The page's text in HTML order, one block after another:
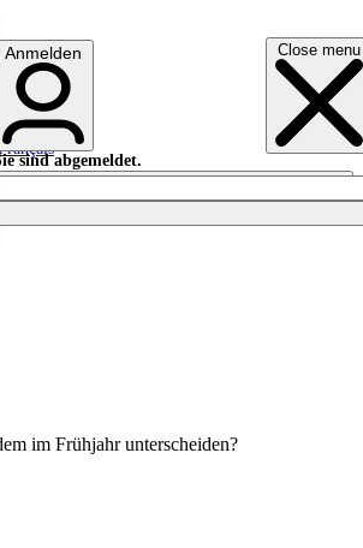
Close menu
English
Anmelden
sind abgemeldet.
Anmelden
aus
im Frühjahr unterscheiden?